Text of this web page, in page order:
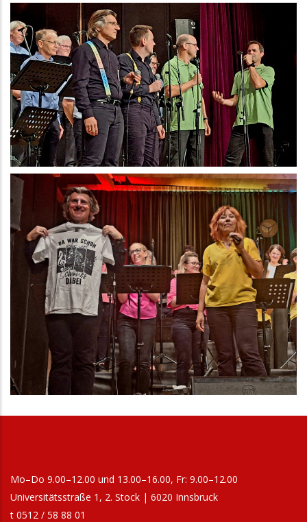
Mo–Do 9.00–12.00 und 13.00–16.00, Fr: 9.00–12.00
Universitätsstraße 1, 2. Stock | 6020 Innsbruck
t 0512 / 58 88 01